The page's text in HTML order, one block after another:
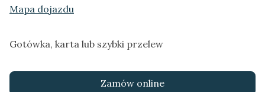
Mapa dojazdu
Gotówka, karta lub szybki przelew
Zamów online